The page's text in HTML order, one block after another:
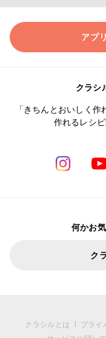
アプ
クラシ
「きちんとおいしく
作れるレシ
何かお
ク
クラシルとは プライ